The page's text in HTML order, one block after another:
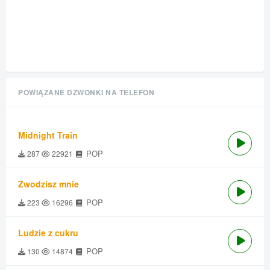
POWIĄZANE DZWONKI NA TELEFON
Midnight Train
287 22921 POP
Zwodzisz mnie
223 16296 POP
Ludzie z cukru
130 14874 POP